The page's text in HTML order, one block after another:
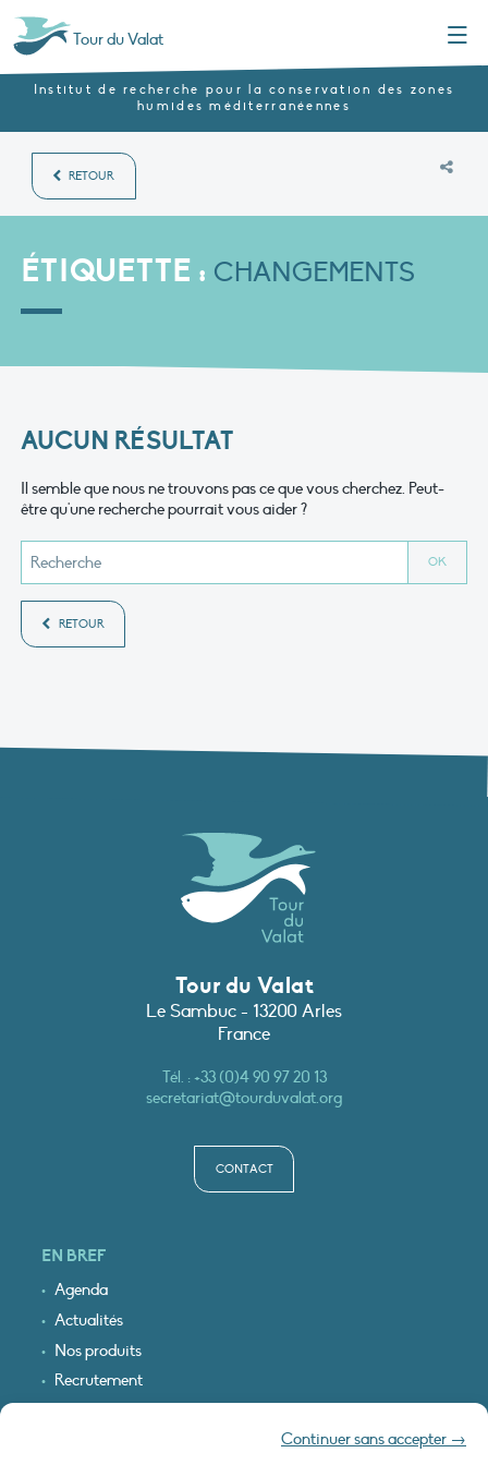
Continuer sans accepter →
Tour du Valat
Institut de recherche pour la conservation des zones
humides méditerranéennes
RETOUR
ÉTIQUETTE : CHANGEMENTS
AUCUN RÉSULTAT
Il semble que nous ne trouvons pas ce que vous cherchez. Peut-
être qu'une recherche pourrait vous aider ?
RETOUR
Tour du Valat
Le Sambuc - 13200 Arles
France
Tél. :+33 (0)4 90 97 20 13
secretariat@tourduvalat.org
CONTACT
EN BREF
Agenda
Actualités
Nos produits
Recrutement